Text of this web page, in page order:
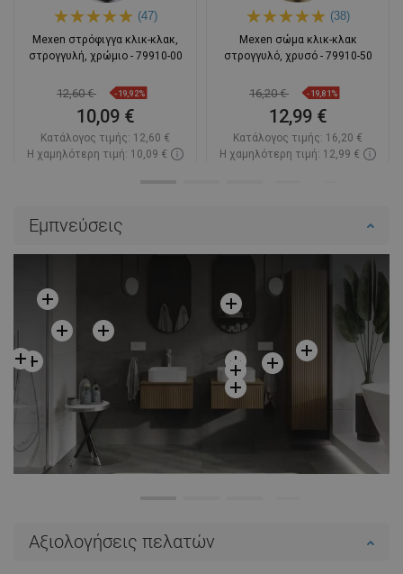
(47)
Mexen στρόφιγγα κλικ-κλακ,
στρογγυλή, χρώμιο - 79910-00
12,60 € -19,92%
10,09 €
Κατάλογος τιμής: 12,60 €
Η χαμηλότερη τιμή: 10,09 €
(38)
Mexen σώμα κλικ-κλακ
στρογγυλό, χρυσό - 79910-50
16,20 € -19,81%
12,99 €
Κατάλογος τιμής: 16,20 €
Η χαμηλότερη τιμή: 12,99 €
Εμπνεύσεις
Αξιολογήσεις πελατών